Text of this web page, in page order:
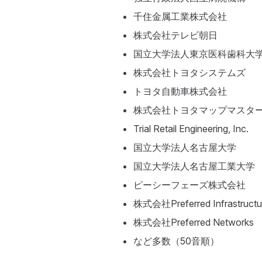
千住金属工業株式会社
株式会社テレビ朝日
国立大学法人東京医科歯科大
株式会社トヨタシステムズ
トヨタ自動車株式会社
株式会社トヨタマップマスタ
Trial Retail Engineering, Inc.
国立大学法人名古屋大学
国立大学法人名古屋工業大学
ピーシーフェーズ株式会社
株式会社Preferred
株式会社Preferred Networks
など多数（50音順）